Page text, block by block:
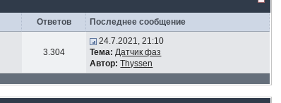
Ответов Последнее сообщение
3.304
24.7.2021, 21:10
Тема: Датчик фаз
Автор: Thyssen